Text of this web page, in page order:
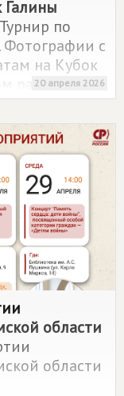
Галины
по
с
на Кубок
районе уже
страницы
20 апреля 2026
области
области